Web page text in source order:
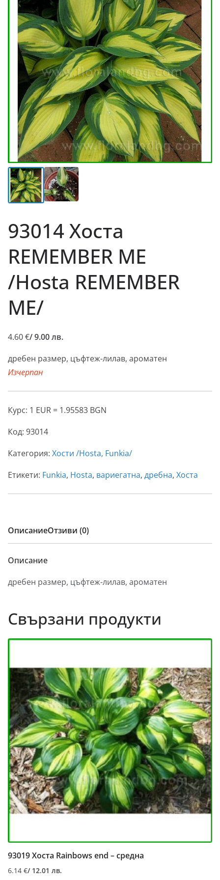
93014 Хоста
REMEMBER ME
/Hosta REMEMBER
ME/
4.60€/ 9.00 лв.
дребен размер, цъфтеж-лилав, ароматен
Изчерпан
Курс: 1 EUR = 1.95583 BGN
Код: 93014
Категория: Хости /Hosta, Funkia/
Етикети: Funkia, Hosta, вариегатна, дребна, Хоста
ОписаниеОтзиви (0)
Описание
дребен размер, цъфтеж-лилав, ароматен
Свързани продукти
93019 Хоста Rainbows end – средна
6.14 €/ 12.01 лв.